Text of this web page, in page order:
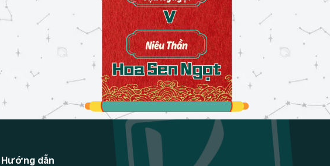
Tưởng tượng 28/02/2026
Hướng dẫn